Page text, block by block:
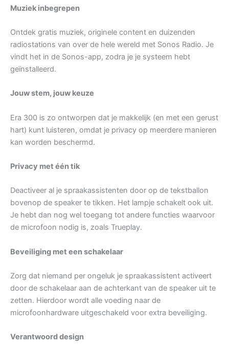
Muziek inbegrepen
Ontdek gratis muziek, originele content en duizenden
radiostations van over de hele wereld met Sonos Radio. Je
vindt het in de Sonos-app, zodra je je systeem hebt
geïnstalleerd.
Jouw stem, jouw keuze
Era 300 is zo ontworpen dat je makkelijk (en met een gerust
hart) kunt luisteren, omdat je privacy op meerdere manieren
kan worden beschermd.
Privacy met één tik
Deactiveer al je spraakassistenten door op de tekstballon
bovenop de speaker te tikken. Het lampje schakelt ook uit.
Je hebt dan nog wel toegang tot andere functies waarvoor
de microfoon nodig is, zoals Trueplay.
Beveiliging met een schakelaar
Zorg dat niemand per ongeluk je spraakassistent activeert
door de schakelaar aan de achterkant van de speaker uit te
zetten. Hierdoor wordt alle voeding naar de
microfoonhardware uitgeschakeld voor extra beveiliging.
Verantwoord design